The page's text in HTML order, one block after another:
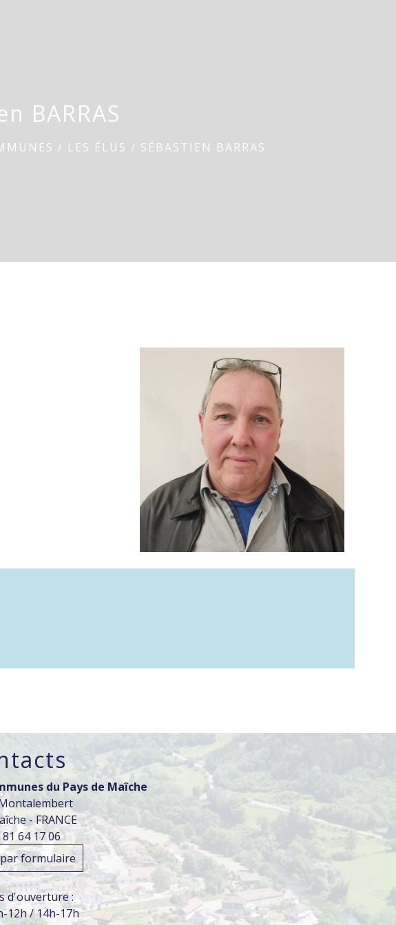
BARRAS
/ LES ÉLUS / SÉBASTIEN BARRAS
du Pays de Maîche
- FRANCE
64 17 06
formulaire
d'ouverture :
12h / 14h-17h